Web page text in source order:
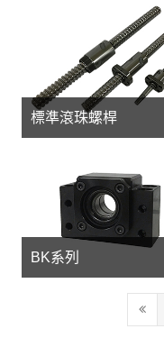
標準滾珠螺桿
BK系列